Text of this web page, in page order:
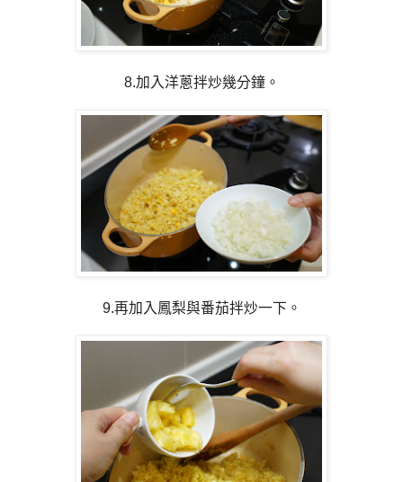
8.加入洋蔥拌炒幾分鐘。
9.再加入鳳梨與番茄拌炒一下。